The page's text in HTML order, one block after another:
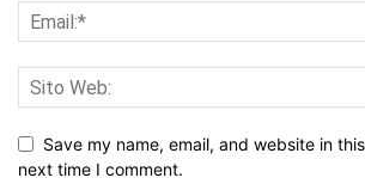
Save my name, email, and website in
next time I comment.